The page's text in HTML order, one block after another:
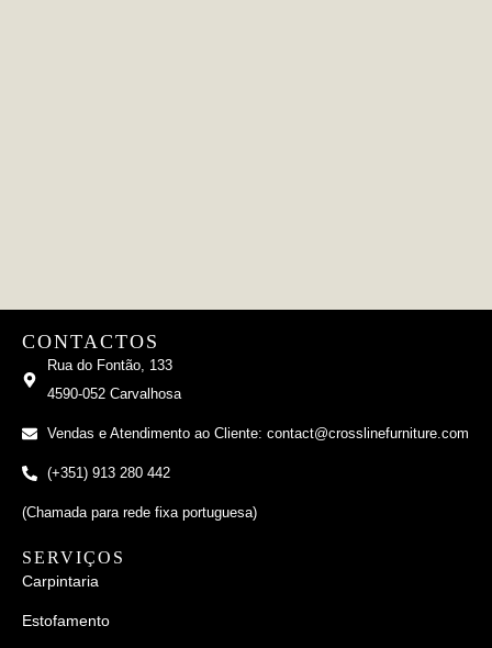
CONTACTOS
Rua do Fontão, 133
4590-052 Carvalhosa
Vendas e Atendimento ao Cliente: contact@crosslinefurniture.com
(+351) 913 280 442
(Chamada para rede fixa portuguesa)
SERVIÇOS
Carpintaria
Estofamento